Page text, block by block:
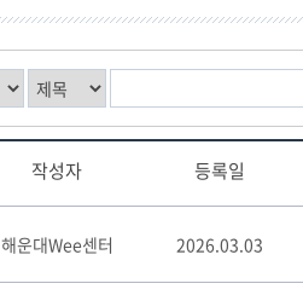
작성자 등록일
해운대Wee센터 2026.03.03